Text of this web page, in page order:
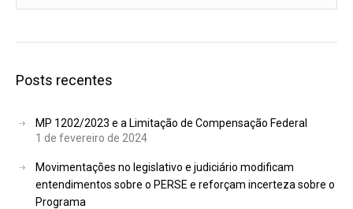
Posts recentes
MP 1202/2023 e a Limitação de Compensação Federal
1 de fevereiro de 2024
Movimentações no legislativo e judiciário modificam
entendimentos sobre o PERSE e reforçam incerteza sobre o
Programa